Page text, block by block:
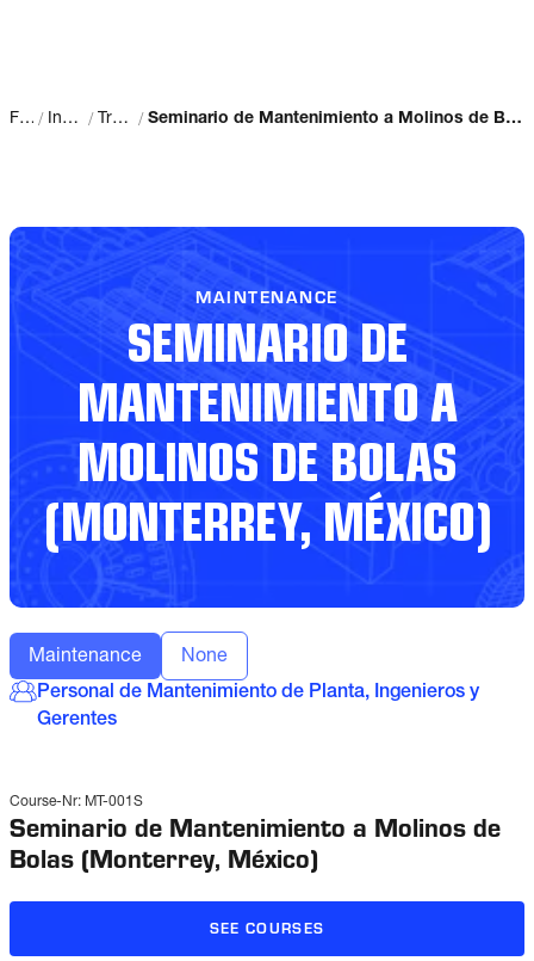
Fuller / Institute / Training / Seminario de Mantenimiento a Molinos de Bolas (Monterrey, México)
MAINTENANCE
SEMINARIO DE
MANTENIMIENTO A
MOLINOS DE BOLAS
(MONTERREY, MÉXICO)
Maintenance
None
Personal de Mantenimiento de Planta, Ingenieros y
Gerentes
Course-Nr: MT-001S
Seminario de Mantenimiento a Molinos de
Bolas (Monterrey, México)
SEE COURSES